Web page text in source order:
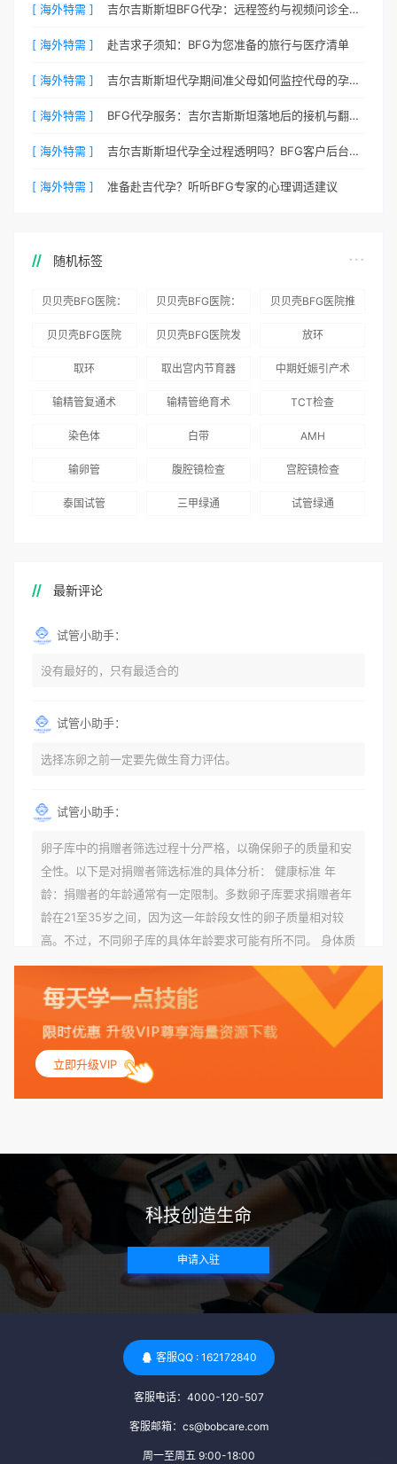
[ 海外特需 ] 吉尔吉斯斯坦BFG代孕：远程签约与视频问诊全流程
[ 海外特需 ] 赴吉求子须知：BFG为您准备的旅行与医疗清单
[ 海外特需 ] 吉尔吉斯斯坦代孕期间准父母如何监控代母的孕期状态？
[ 海外特需 ] BFG代孕服务：吉尔吉斯斯坦落地后的接机与翻译安排
[ 海外特需 ] 吉尔吉斯斯坦代孕全过程透明吗？BFG客户后台详解
[ 海外特需 ] 准备赴吉代孕？听听BFG专家的心理调适建议
随机标签
贝贝壳BFG医院：
务
贝贝壳BFG医院：
术”和“法律支持”
贝贝壳BFG医院推
贝贝壳BFG医院
贝贝壳BFG医院发
国版）》
放环
取环 取出宫内节育器 中期妊娠引产术
输精管复通术 输精管绝育术 TCT检查
染色体 白带 AMH
输卵管 腹腔镜检查 宫腔镜检查
泰国试管 三甲绿通 试管绿通
最新评论
试管小助手：
没有最好的，只有最适合的
试管小助手：
选择冻卵之前一定要先做生育力评估。
试管小助手：
卵子库中的捐赠者筛选过程十分严格，以确保卵子的质量和安
全性。以下是对捐赠者筛选标准的具体分析： 健康标准 年
龄：捐赠者的年龄通常有一定限制。多数卵子库要求捐赠者年
龄在21至35岁之间，因为这一年龄段女性的卵子质量相对较
高。不过，不同卵子库的具体年龄要求可能有所不同。 身体质
量指数（BMI）：捐赠者的BMI通常需要在正常范围内，以确
保其身体健康状况良好。过高的BMI可能与多种健康问题相关
联，包括不孕症和妊娠并发症。 生殖健康：捐赠者需要有规律
的月经期，无生殖障碍或异常问题。此外，还需要进行详细的
妇科检查，以确保其生殖系统的健康。 遗传病史与家族病史：
捐赠者及其家庭成员需要无严重的遗传病史、精神病史和传染
病史。这通常需要通过基因检测、家族史调查和医疗记录审查
带任何可传染给受卵者的病原体。 药物与生活习惯：捐赠者需
要是非尼古丁使用者、非吸烟者、非吸毒者，并且未使用可能
影响卵子质量的药物，如某些精神药物和避孕植入物。 学历与
心理标准 学历要求：部分卵子库对捐赠者的学历有一定要求，
但这并非普遍标准。一些卵子库可能更倾向于选择受过高等教
育的女性作为捐赠者，但这并不是绝对的筛选条件。 心理状态
评估：捐赠者需要进行心理状态评估，以确定其对捐赠过程的
于确保捐赠者在捐赠过程中保持积极的心态，并理解其捐赠行
为的意义。 其他标准 责任心与沟通能力：由于捐卵过程的时
间不确定性，捐赠者需要有责任心，善于沟通，并尊重预约和
时间表。这有助于确保捐赠周期的顺利进行，并保障受卵者的
立即升级VIP
科技创造生命
申请入驻
客服QQ : 162172840
客服电话：4000-120-507
客服邮箱：cs@bobcare.com
周一至周五 9:00-18:00